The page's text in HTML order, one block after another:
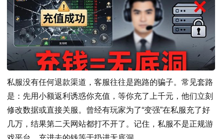
私服没有任何退款渠道，客服往往是跑路的骗子。常见套路
是：先用小额返利诱惑你充值，等你充了上千元，他们立刻
修改数据或直接关服。曾经有玩家为了“变强”在私服充了好
几万，结果第二天网站都打不开了。记住，私服不是正规游